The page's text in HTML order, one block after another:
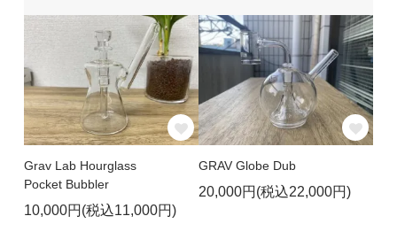
Grav Lab Hourglass
Pocket Bubbler
10,000円(税込11,000円)
GRAV Globe Dub
20,000円(税込22,000円)